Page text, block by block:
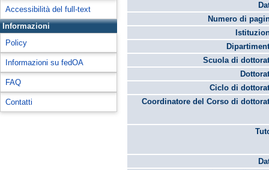
Accessibilità del full-text
Informazioni
Policy
Informazioni su fedOA
FAQ
Contatti
Numero di
Scuola di
Ciclo di
Coordinatore del Corso di